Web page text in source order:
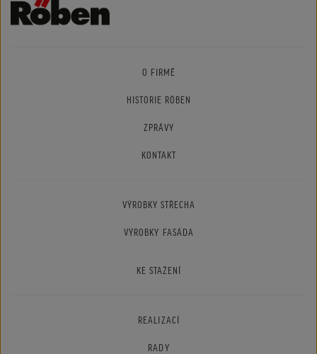
O FIRMĚ
HISTORIE RÖBEN
ZPRÁVY
KONTAKT
VÝROBKY STŘECHA
VÝROBKY FASÁDA
KE STAŽENÍ
REALIZACÍ
RADY